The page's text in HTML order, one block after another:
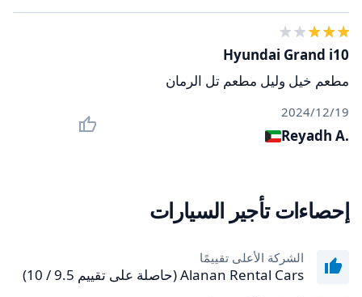
19‏/12‏/2024
Reyadh A.
Hyundai Grand i10
مطعم خيل وليل مطعم تل الرمان
إحصاءات تأجير السيارات
الشركة الأعلى تقييمًا
Alanan Rental Cars (حاصلة على تقييم 9.5 / 10)